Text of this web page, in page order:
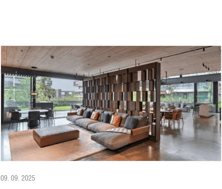
09. 09. 2025